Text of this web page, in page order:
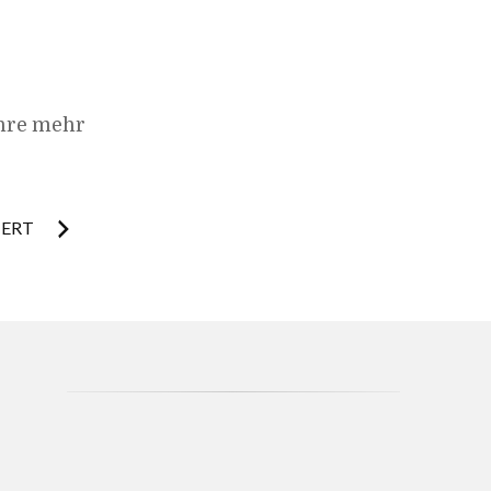
mehr